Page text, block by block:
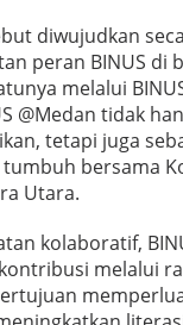
d
i
M
o
m
n
t
u
4
T
a
diwujudkan
peran BINUS di
melalui
@Medan tidak
tetapi juga
bersama
Utara.
kolaboratif,
melalui